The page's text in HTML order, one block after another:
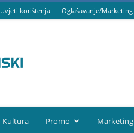
Uvjeti korištenja Oglašavanje/Marketing
Kultura Promo Marketing